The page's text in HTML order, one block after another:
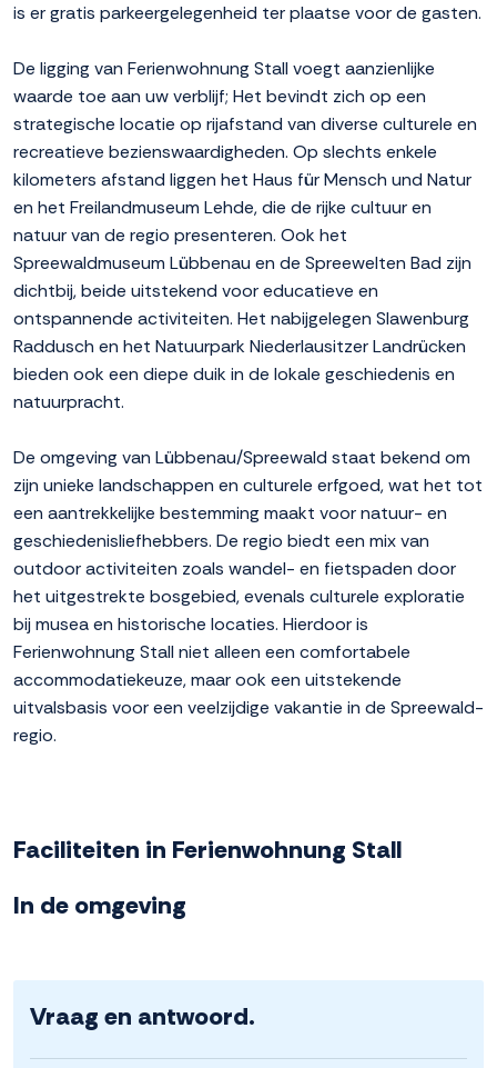
is er gratis parkeergelegenheid ter plaatse voor de gasten.
De ligging van Ferienwohnung Stall voegt aanzienlijke
waarde toe aan uw verblijf; Het bevindt zich op een
strategische locatie op rijafstand van diverse culturele en
recreatieve bezienswaardigheden. Op slechts enkele
kilometers afstand liggen het Haus für Mensch und Natur
en het Freilandmuseum Lehde, die de rijke cultuur en
natuur van de regio presenteren. Ook het
Spreewaldmuseum Lübbenau en de Spreewelten Bad zijn
dichtbij, beide uitstekend voor educatieve en
ontspannende activiteiten. Het nabijgelegen Slawenburg
Raddusch en het Natuurpark Niederlausitzer Landrücken
bieden ook een diepe duik in de lokale geschiedenis en
natuurpracht.
De omgeving van Lübbenau/Spreewald staat bekend om
zijn unieke landschappen en culturele erfgoed, wat het tot
een aantrekkelijke bestemming maakt voor natuur- en
geschiedenisliefhebbers. De regio biedt een mix van
outdoor activiteiten zoals wandel- en fietspaden door
het uitgestrekte bosgebied, evenals culturele exploratie
bij musea en historische locaties. Hierdoor is
Ferienwohnung Stall niet alleen een comfortabele
accommodatiekeuze, maar ook een uitstekende
uitvalsbasis voor een veelzijdige vakantie in de Spreewald-
regio.
Faciliteiten in Ferienwohnung Stall
In de omgeving
Vraag en antwoord.